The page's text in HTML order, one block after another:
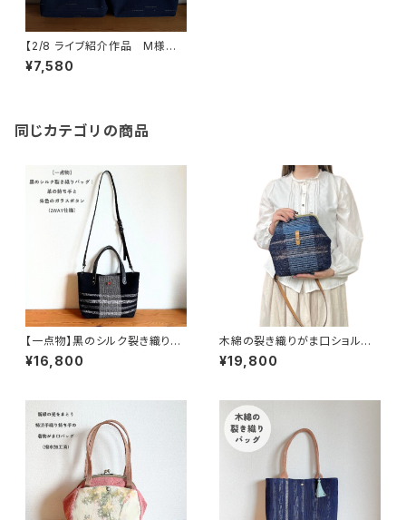
【2/8 ライブ紹介作品 M様専
用品】
¥7,580
同じカテゴリの商品
【一点物】黒のシルク裂き織りバ
ッグ｜革の持ち手と朱色のガラ
スボタン（2WAY仕様）
¥16,800
木綿の裂き織りがま口ショルダ
ーバッグ（月の水面）｜和装にも
合う一点もの｜草木の色と水の
¥19,800